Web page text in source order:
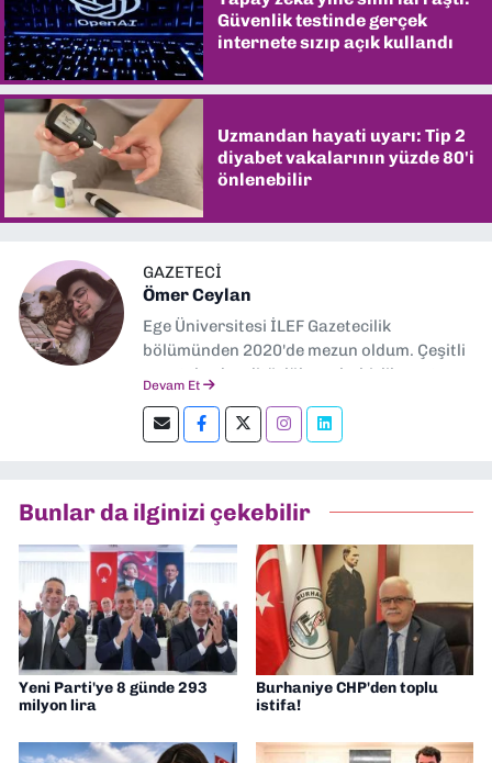
Güvenlik testinde gerçek
internete sızıp açık kullandı
Uzmandan hayati uyarı: Tip 2
diyabet vakalarının yüzde 80'i
önlenebilir
GAZETECİ
Ömer Ceylan
Ege Üniversitesi İLEF Gazetecilik
bölümünden 2020'de mezun oldum. Çeşitli
gazetelerde editörlük, muhabirlik yaptım.
editörlük yapıyorum.
Devam Et
Bunlar da ilginizi çekebilir
Yeni Parti'ye 8 günde 293
milyon lira
Burhaniye CHP'den toplu
istifa!